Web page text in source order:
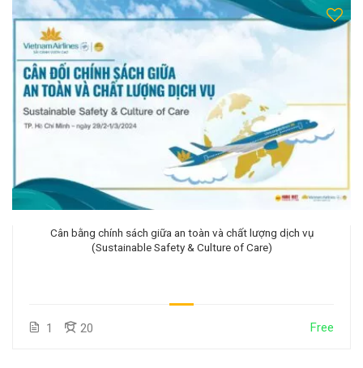
Cân bằng chính sách giữa an toàn và chất lượng dịch vụ
(Sustainable Safety & Culture of Care)
1 20 Free